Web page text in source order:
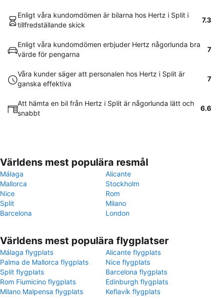
Enligt våra kundomdömen är bilarna hos Hertz i Split i
tillfredställande skick
7.3
Enligt våra kundomdömen erbjuder Hertz någorlunda bra
värde för pengarna
7
Våra kunder säger att personalen hos Hertz i Split är
ganska effektiva
7
Att hämta en bil från Hertz i Split är någorlunda lätt och
snabbt
6.6
Världens mest populära resmål
Málaga
Alicante
Mallorca
Stockholm
Nice
Rom
Split
Milano
Barcelona
London
Världens mest populära flygplatser
Málaga flygplats
Alicante flygplats
Palma de Mallorca flygplats
Nice flygplats
Split flygplats
Barcelona flygplats
Rom Fiumicino flygplats
Edinburgh flygplats
Milano Malpensa flygplats
Keflavík flygplats